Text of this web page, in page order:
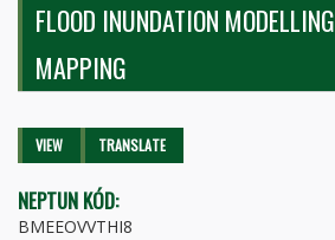
FLOOD INUNDATION
MAPPING
Primary tabs
VIEW (ACTIVETRANSLATE
NEPTUN KÓD:
BMEEOVVTHI8